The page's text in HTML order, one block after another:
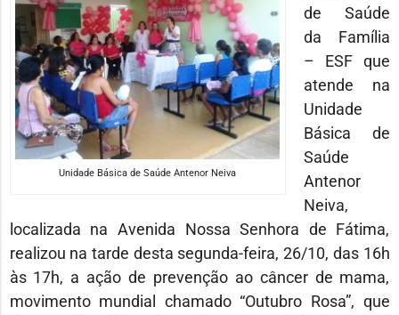
Unidade Básica de Saúde Antenor Neiva
de Saúde
da Família
– ESF que
atende na
Unidade
Básica de
Saúde
Antenor
Neiva,
localizada na Avenida Nossa Senhora de Fátima,
realizou na tarde desta segunda-feira, 26/10, das 16h
às 17h, a ação de prevenção ao câncer de mama,
movimento mundial chamado “Outubro Rosa”, que